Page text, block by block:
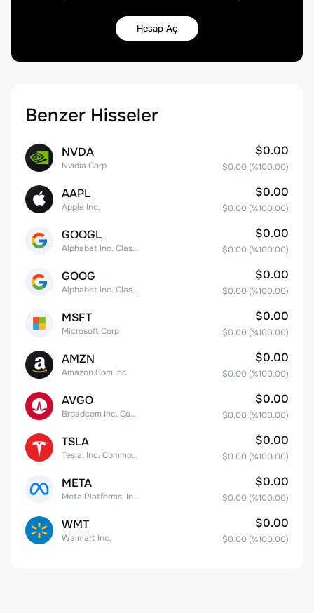
Hesap Aç
Benzer Hisseler
NVDA
Nvidia Corp
$0.00
$0.00 (%100.00)
AAPL
Apple Inc.
$0.00
$0.00 (%100.00)
GOOGL
Alphabet Inc. Class A Common Stock
$0.00
$0.00 (%100.00)
GOOG
Alphabet Inc. Class C Capital Stock
$0.00
$0.00 (%100.00)
MSFT
Microsoft Corp
$0.00
$0.00 (%100.00)
AMZN
Amazon.Com Inc
$0.00
$0.00 (%100.00)
AVGO
Broadcom Inc. Common Stock
$0.00
$0.00 (%100.00)
TSLA
Tesla, Inc. Common Stock
$0.00
$0.00 (%100.00)
META
Meta Platforms, Inc. Class A Common Stock
$0.00
$0.00 (%100.00)
WMT
Walmart Inc.
$0.00
$0.00 (%100.00)